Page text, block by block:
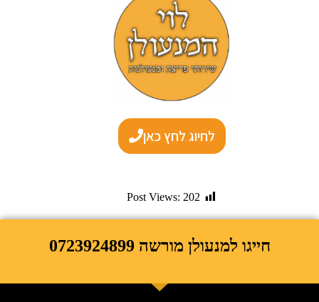
לחיוג לחץ כאן
Post Views: 202
חייגו למנעולן מורשה 0723924899